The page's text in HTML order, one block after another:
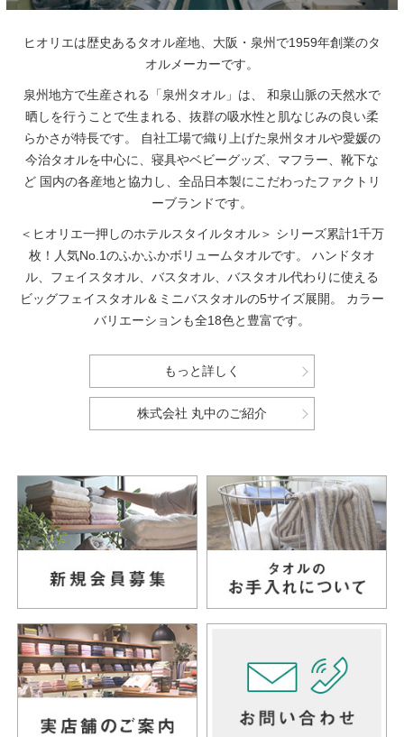
ヒオリエは歴史あるタオル産地、大阪・泉州で1959年創業のタ
オルメーカーです。
泉州地方で生産される「泉州タオル」は、
和泉山脈の天然水で
晒しを行うことで生まれる、抜群の吸水性と肌なじみの良い柔
らかさが特長です。
自社工場で織り上げた泉州タオルや愛媛の
今治タオルを中心に、寝具やベビーグッズ、マフラー、靴下な
ど 国内の各産地と協力し、全品日本製にこだわったファクトリ
ーブランドです。
＜ヒオリエ一押しのホテルスタイルタオル＞ シリーズ累計1千万
枚！人気No.1のふかふかボリュームタオルです。
ハンドタオ
ル、フェイスタオル、バスタオル、バスタオル代わりに使える
ビッグフェイスタオル＆ミニバスタオルの5サイズ展開。
カラー
バリエーションも全18色と豊富です。
もっと詳しく
株式会社 丸中のご紹介